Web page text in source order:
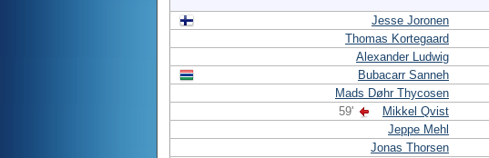
Jesse Joronen
Thomas Kortegaard
Alexander Ludwig
Bubacarr Sanneh
Mads Døhr Thycosen
59'
Mikkel Qvist
Jeppe Mehl
Jonas Thorsen